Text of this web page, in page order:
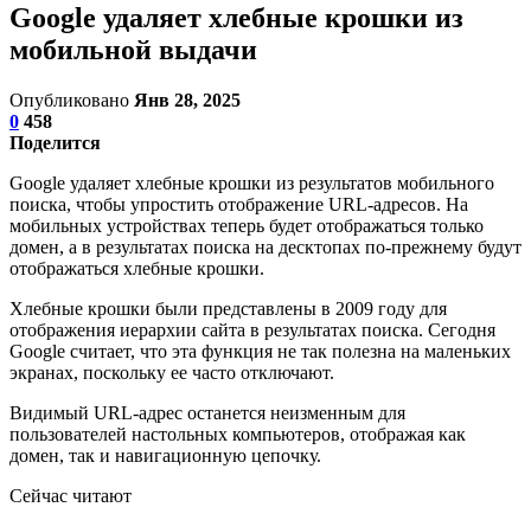
Google удаляет хлебные крошки из
мобильной выдачи
Опубликовано Янв 28, 2025
0 458
Поделится
Google удаляет хлебные крошки из результатов мобильного
поиска, чтобы упростить отображение URL-адресов. На
мобильных устройствах теперь будет отображаться только
домен, а в результатах поиска на десктопах по-прежнему будут
отображаться хлебные крошки.
Хлебные крошки были представлены в 2009 году для
отображения иерархии сайта в результатах поиска. Сегодня
Google считает, что эта функция не так полезна на маленьких
экранах, поскольку ее часто отключают.
Видимый URL-адрес останется неизменным для
пользователей настольных компьютеров, отображая как
домен, так и навигационную цепочку.
Сейчас читают